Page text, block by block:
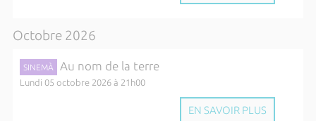
Octobre 2026
SINEMÀ Au nom de la terre
Lundi 05 octobre 2026 à 21h00
EN SAVOIR PLUS